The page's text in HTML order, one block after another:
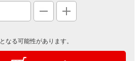
となる可能性があります。